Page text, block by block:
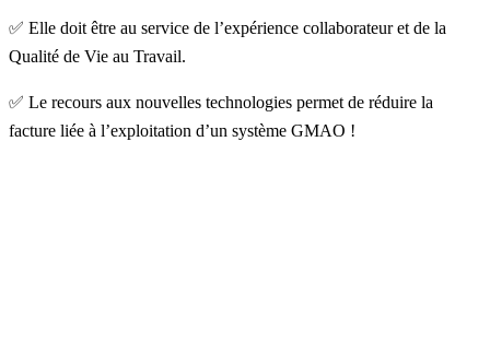
✅ Elle doit être au service de l’expérience collaborateur et de la
Qualité de Vie au Travail.
✅ Le recours aux nouvelles technologies permet de réduire la
facture liée à l’exploitation d’un système GMAO !